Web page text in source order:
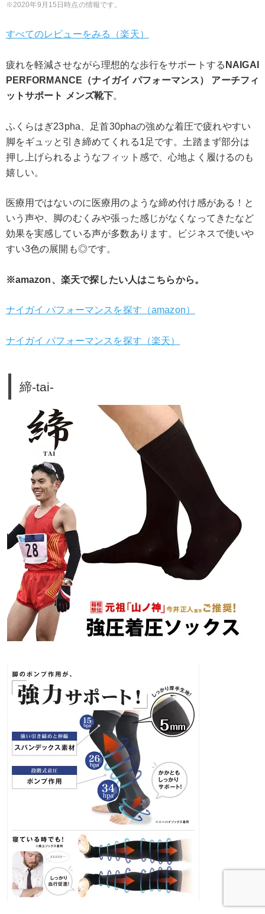
2020年9月15日時点の情報です。
すべてのレビューをみる（楽天）
疲れを軽減させながら理想的な歩行をサポートする NAIGAI
PERFORMANCE（ナイガイ パフォーマンス） アーチフィ
ットサポート メンズ靴下。
ふくらはぎ23pha、足首30phaの強めな着圧で疲れやすい
脚をギュッと引き締めてくれる1足です。土踏まず部分は
押し上げられるようなフィット感で、心地よく履けるのも
嬉しい。
医療用ではないのに医療用のような締め付け感がある！と
いう声や、脚のむくみや張った感じがなくなってきたなど
効果を実感している声が多数あります。ビジネスで使いや
すい3色の展開も◎です。
※amazon、楽天で探したい人はこちらから。
ナイガイ パフォーマンスを探す（amazon）
ナイガイ パフォーマンスを探す（楽天）
締-tai-